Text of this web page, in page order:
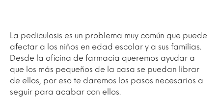
La pediculosis es un problema muy común que puede
afectar a los niños en edad escolar y a sus familias.
Desde la oficina de farmacia queremos ayudar a
que los más pequeños de la casa se puedan librar
de ellos, por eso te daremos los pasos necesarios a
seguir para acabar con ellos.